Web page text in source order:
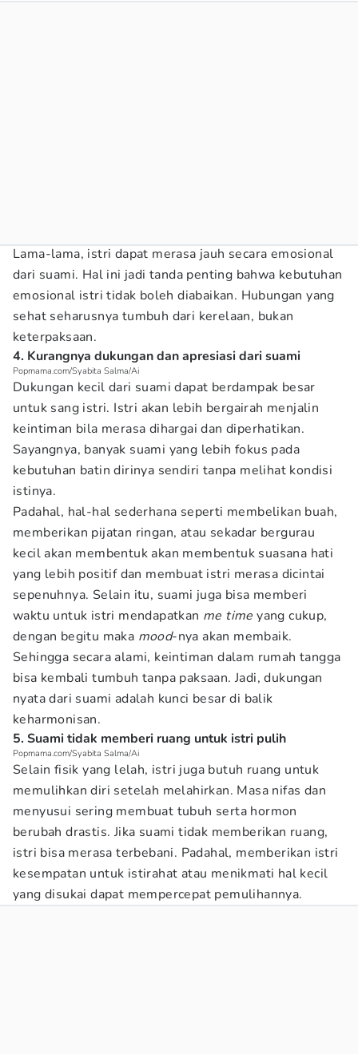
Lama-lama, istri dapat merasa jauh secara emosional
dari suami. Hal ini jadi tanda penting bahwa kebutuhan
emosional istri tidak boleh diabaikan. Hubungan yang
sehat seharusnya tumbuh dari kerelaan, bukan
keterpaksaan.
4. Kurangnya dukungan dan apresiasi dari suami
Popmama.com/Syabita Salma/Ai
Dukungan kecil dari suami dapat berdampak besar
untuk sang istri. Istri akan lebih bergairah menjalin
keintiman bila merasa dihargai dan diperhatikan.
Sayangnya, banyak suami yang lebih fokus pada
kebutuhan batin dirinya sendiri tanpa melihat kondisi
istinya.
Padahal, hal-hal sederhana seperti membelikan buah,
memberikan pijatan ringan, atau sekadar bergurau
kecil akan membentuk akan membentuk suasana hati
yang lebih positif dan membuat istri merasa dicintai
sepenuhnya. Selain itu, suami juga bisa memberi
waktu untuk istri mendapatkan me time yang cukup,
dengan begitu maka mood-nya akan membaik.
Sehingga secara alami, keintiman dalam rumah tangga
bisa kembali tumbuh tanpa paksaan. Jadi, dukungan
nyata dari suami adalah kunci besar di balik
keharmonisan.
5. Suami tidak memberi ruang untuk istri pulih
Popmama.com/Syabita Salma/Ai
Selain fisik yang lelah, istri juga butuh ruang untuk
memulihkan diri setelah melahirkan. Masa nifas dan
menyusui sering membuat tubuh serta hormon
berubah drastis. Jika suami tidak memberikan ruang,
istri bisa merasa terbebani. Padahal, memberikan istri
kesempatan untuk istirahat atau menikmati hal kecil
yang disukai dapat mempercepat pemulihannya.